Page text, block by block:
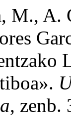
M.,
, zenb.